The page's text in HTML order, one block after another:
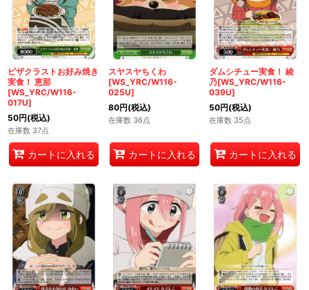
ピザクラストお好み焼き
実食！ 恵那
[WS_YRC/W116-
017U]
50円(税込)
在庫数 37点
カートに入れる
スヤスヤちくわ
[WS_YRC/W116-
025U]
80円(税込)
在庫数 36点
カートに入れる
ダムシチュー実食！ 綾
乃[WS_YRC/W116-
039U]
50円(税込)
在庫数 35点
カートに入れる